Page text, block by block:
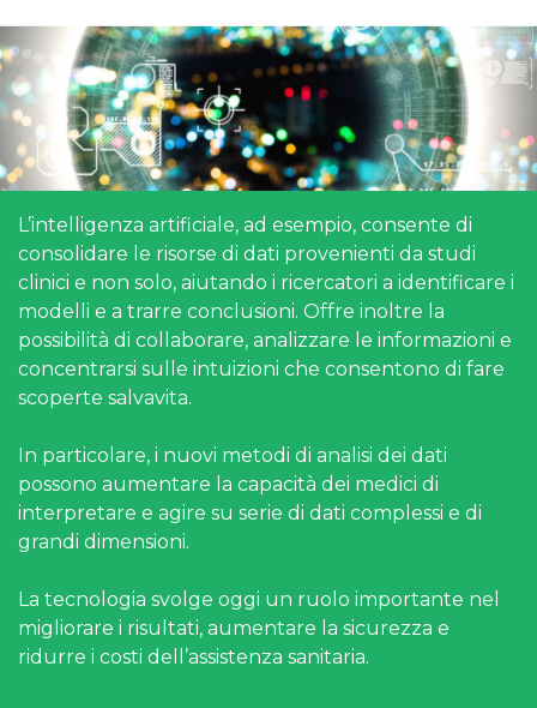
L’intelligenza artificiale, ad esempio, consente di
consolidare le risorse di dati provenienti da studi
clinici e non solo, aiutando i ricercatori a identificare i
modelli e a trarre conclusioni. Offre inoltre la
possibilità di collaborare, analizzare le informazioni e
concentrarsi sulle intuizioni che consentono di fare
scoperte salvavita.
In particolare, i nuovi metodi di analisi dei dati
possono aumentare la capacità dei medici di
interpretare e agire su serie di dati complessi e di
grandi dimensioni.
La tecnologia svolge oggi un ruolo importante nel
migliorare i risultati, aumentare la sicurezza e
ridurre i costi dell’assistenza sanitaria.